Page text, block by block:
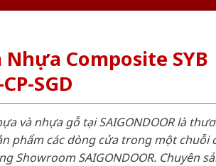
Nhựa Composite SYB
SGD
và nhựa gỗ tại SAIGONDOOR là
phẩm các dòng cửa trong một chuỗi
Showroom SAIGONDOOR. Chuyên